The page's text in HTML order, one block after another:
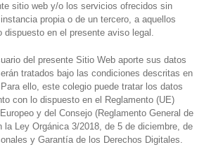
sitio web y/o los servicios ofrecidos sin
propia o de un tercero, a aquellos
dispuesto en el presente aviso legal.
del presente Sitio Web aporte sus datos
tratados bajo las condiciones descritas en
ello, este colegio puede tratar los datos
con lo dispuesto en el Reglamento (UE)
y del Consejo (Reglamento General de
la Ley Orgánica 3/2018, de 5 de diciembre, de
y Garantía de los Derechos Digitales.